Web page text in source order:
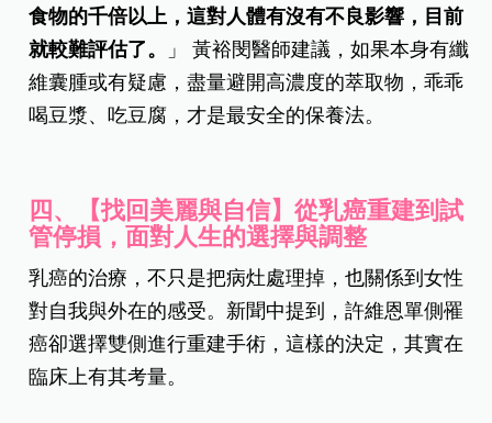
食物的千倍以上，這對人體有沒有不良影響，目前
就較難評估了。
」 黃裕閔醫師建議，如果本身有纖
維囊腫或有疑慮，盡量避開高濃度的萃取物，乖乖
喝豆漿、吃豆腐，才是最安全的保養法。
四、【找回美麗與自信】從乳癌重建到試
管停損，面對人生的選擇與調整
乳癌的治療，不只是把病灶處理掉，也關係到女性
對自我與外在的感受。新聞中提到，許維恩單側罹
癌卻選擇雙側進行重建手術，這樣的決定，其實在
臨床上有其考量。